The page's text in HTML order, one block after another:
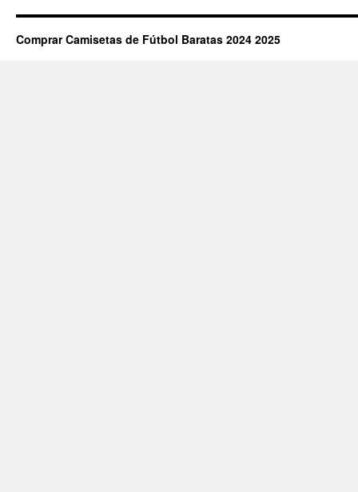
Comprar Camisetas de Fútbol Baratas 2024 2025